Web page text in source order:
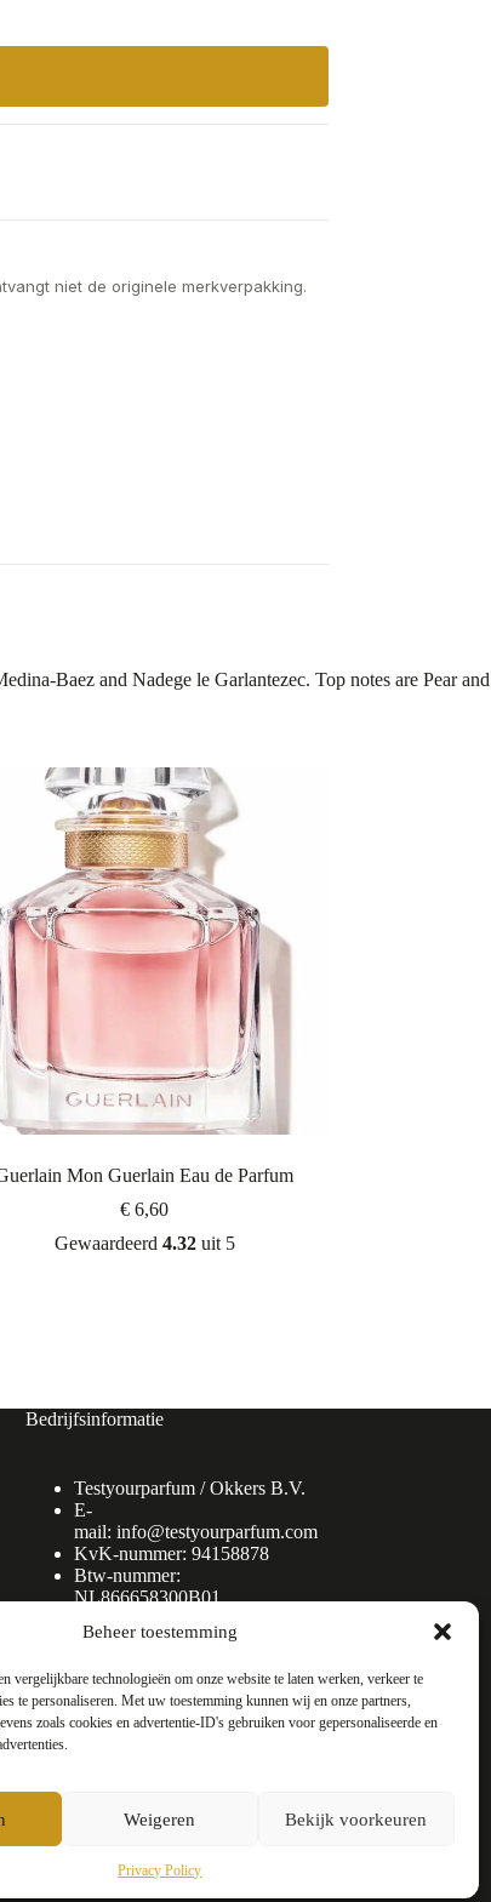
Beheer toestemming
vergelijkbare technologieën om onze website te laten werken, verkeer te
te personaliseren. Met uw toestemming kunnen wij en onze partners,
zoals cookies en advertentie-ID's gebruiken voor gepersonaliseerde en
Weigeren Bekijk voorkeuren
Privacy Policy
niet de originele merkverpakking.
Baez and Nadege le Garlantezec. Top notes are Pear and
Mon Guerlain Eau de Parfum
€ 6,60
Gewaardeerd 4.32uit 5
Bedrijfsinformatie
Testyourparfum /Okkers B.V.
E-
mail: info@testyourparfum.com
KvK-nummer: 94158878
Btw-nummer:
NL866658300B01